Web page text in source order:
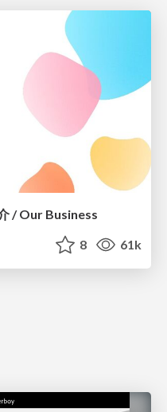
/ Our Business
8 61k